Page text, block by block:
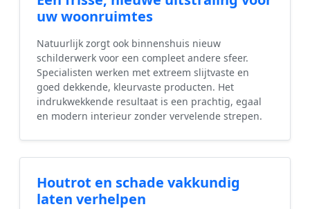
uw woonruimtes
Natuurlijk zorgt ook binnenshuis nieuw
schilderwerk voor een compleet andere sfeer.
Specialisten werken met extreem slijtvaste en
goed dekkende, kleurvaste producten. Het
indrukwekkende resultaat is een prachtig, egaal
en modern interieur zonder vervelende strepen.
Houtrot en schade vakkundig
laten verhelpen